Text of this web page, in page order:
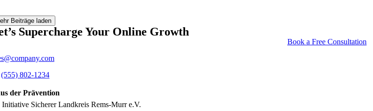
Beiträge laden
Supercharge Your Online Growth
Book a Free Consultation
(555) 802-1234
der Prävention
Initiative Sicherer Landkreis Rems-Murr e.V.